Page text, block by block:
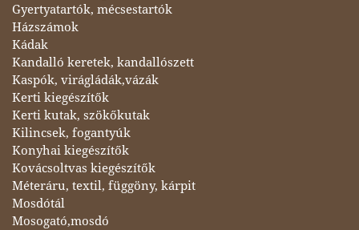
Gyertyatartók, mécsestartók
Házszámok
Kádak
Kandalló keretek, kandallószett
Kaspók, virágládák,vázák
Kerti kiegészítők
Kerti kutak, szökőkutak
Kilincsek, fogantyúk
Konyhai kiegészítők
Kovácsoltvas kiegészítők
Méteráru, textil, függöny, kárpit
Mosdótál
Mosogató,mosdó